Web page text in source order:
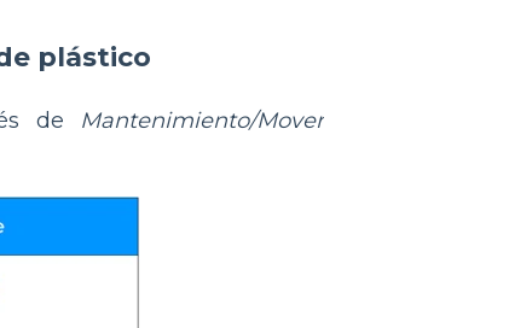
plástico
de Mantenimiento/Mover